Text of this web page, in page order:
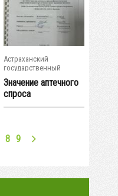
Астраханский
государственный
университет
Значение аптечного
спроса
нейропротекторных..
8 9